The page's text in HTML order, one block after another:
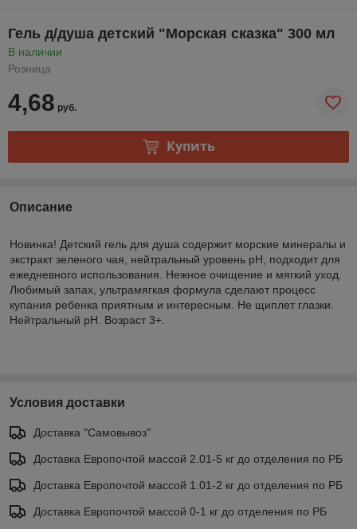
Гель д/душа детский "Морская сказка" 300 мл
В наличии
Розница
4,68 руб.
Купить
Описание
Новинка! Детский гель для душа содержит морские минералы и
экстракт зеленого чая, нейтральный уровень рН, подходит для
ежедневного использования. Нежное очищение и мягкий уход.
Любимый запах, ультрамягкая формула сделают процесс
купания ребенка приятным и интересным. Не щиплет глазки.
Нейтральный pH. Возраст 3+.
Условия доставки
Доставка "Самовывоз"
Доставка Европочтой массой 2.01-5 кг до отделения по РБ
Доставка Европочтой массой 1.01-2 кг до отделения по РБ
Доставка Европочтой массой 0-1 кг до отделения по РБ